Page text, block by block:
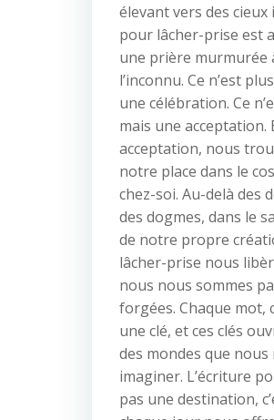
élevant vers des
pour lâcher-prise est
une prière murmurée
l’inconnu. Ce n’est
une célébration. Ce
mais une acceptation.
acceptation, nous
notre place dans le
chez-soi. Au-delà des
des dogmes, dans le
de notre propre
lâcher-prise nous
nous nous sommes
forgées. Chaque mot,
une clé, et ces clés
des mondes que nous
imaginer. L’écriture
pas une destination,